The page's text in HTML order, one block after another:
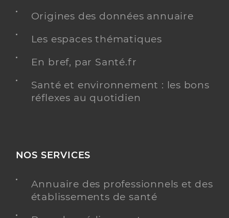
Origines des données annuaire
Les espaces thématiques
En bref, par Santé.fr
Santé et environnement : les bons
réflexes au quotidien
NOS SERVICES
Annuaire des professionnels et des
établissements de santé